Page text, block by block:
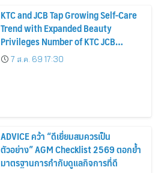
KTC and JCB Tap Growing Self-Care
Trend with Expanded Beauty
Privileges Number of KTC JCB
Cardmembers Spending on
Cosmetics Rises 26%
7 ส.ค. 69 17:30
ADVICE คว้า “ดีเยี่ยมสมควรเป็น
ตัวอย่าง” AGM Checklist 2569 ตอกย้ำ
มาตรฐานการกำกับดูแลกิจการที่ดี